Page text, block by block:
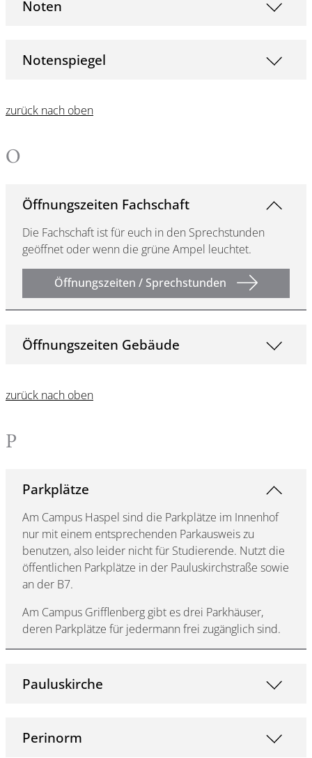
Noten
Notenspiegel
zurück nach oben
O
Öffnungszeiten Fachschaft
Die Fachschaft ist für euch in den Sprechstunden
geöffnet oder wenn die grüne Ampel leuchtet.
Öffnungszeiten / Sprechstunden
Öffnungszeiten Gebäude
zurück nach oben
P
Parkplätze
Am Campus Haspel sind die Parkplätze im Innenhof
nur mit einem entsprechenden Parkausweis zu
benutzen, also leider nicht für Studierende. Nutzt die
öffentlichen Parkplätze in der Pauluskirchstraße sowie
an der B7.
Am Campus Grifflenberg gibt es drei Parkhäuser,
deren Parkplätze für jedermann frei zugänglich sind.
Pauluskirche
Perinorm